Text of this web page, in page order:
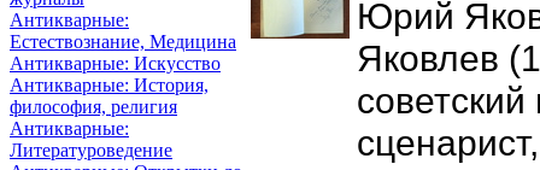
Антикварные:
Естествознание, Медицина
Антикварные: Искусство
Антикварные: История,
философия, религия
Антикварные:
Литературоведение
Юрий
Яковлев